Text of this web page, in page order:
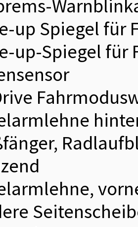
up Spiegel für
up-Spiegel für